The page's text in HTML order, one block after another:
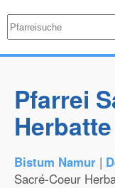
Pfarrei
Bistum Namur |
Sacré-Coeur